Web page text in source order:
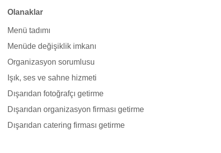
Olanaklar
Menü tadımı
Menüde değişiklik imkanı
Organizasyon sorumlusu
Işık, ses ve sahne hizmeti
Dışarıdan fotoğrafçı getirme
Dışarıdan organizasyon firması getirme
Dışarıdan catering firması getirme